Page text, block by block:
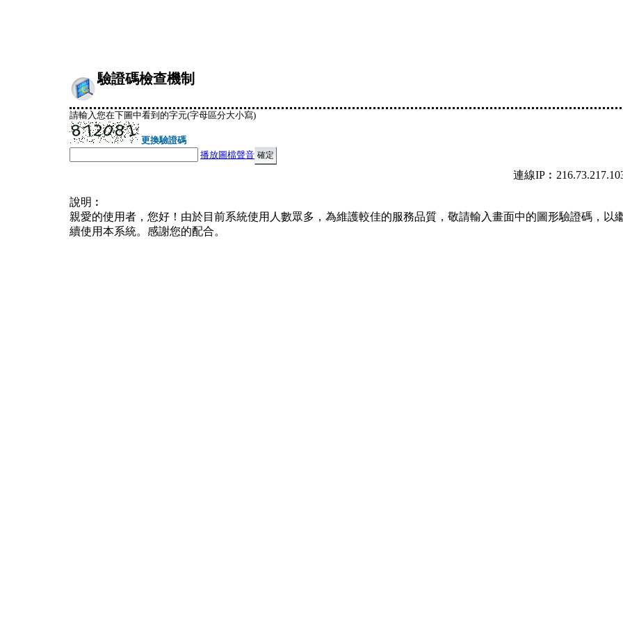
驗證碼檢查機制
請輸入您在下圖中看到的字元(字母區分大小寫)
更換驗證碼
播放圖檔聲音
連線
說明︰
親愛的使用者，您好！由於目前系統使用人數眾多，為維護較佳的服務品質，敬請輸入畫面中的圖形驗證碼，以
續使用本系統。感謝您的配合。